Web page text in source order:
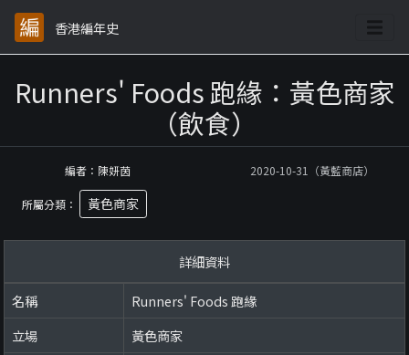
香港編年史
Runners' Foods 跑緣：黃色商家
（飲食）
編者：陳妍茵 2020-10-31（黃藍商店）
所屬分類： 黃色商家
詳細資料
名稱
Runners' Foods 跑緣
立場
黃色商家